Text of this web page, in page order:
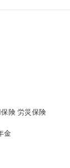
険 労災保険
金